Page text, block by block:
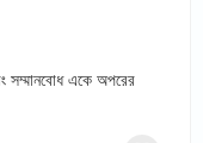
সম্মানবোধ একে অপরের